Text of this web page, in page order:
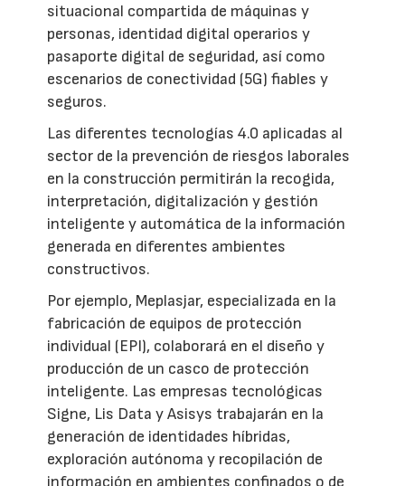
situacional compartida de máquinas y
personas, identidad digital operarios y
pasaporte digital de seguridad, así como
escenarios de conectividad (5G) fiables y
seguros.
Las diferentes tecnologías 4.0 aplicadas al
sector de la prevención de riesgos laborales
en la construcción permitirán la recogida,
interpretación, digitalización y gestión
inteligente y automática de la información
generada en diferentes ambientes
constructivos.
Por ejemplo, Meplasjar, especializada en la
fabricación de equipos de protección
individual (EPI), colaborará en el diseño y
producción de un casco de protección
inteligente. Las empresas tecnológicas
Signe, Lis Data y Asisys trabajarán en la
generación de identidades híbridas,
exploración autónoma y recopilación de
información en ambientes confinados o de